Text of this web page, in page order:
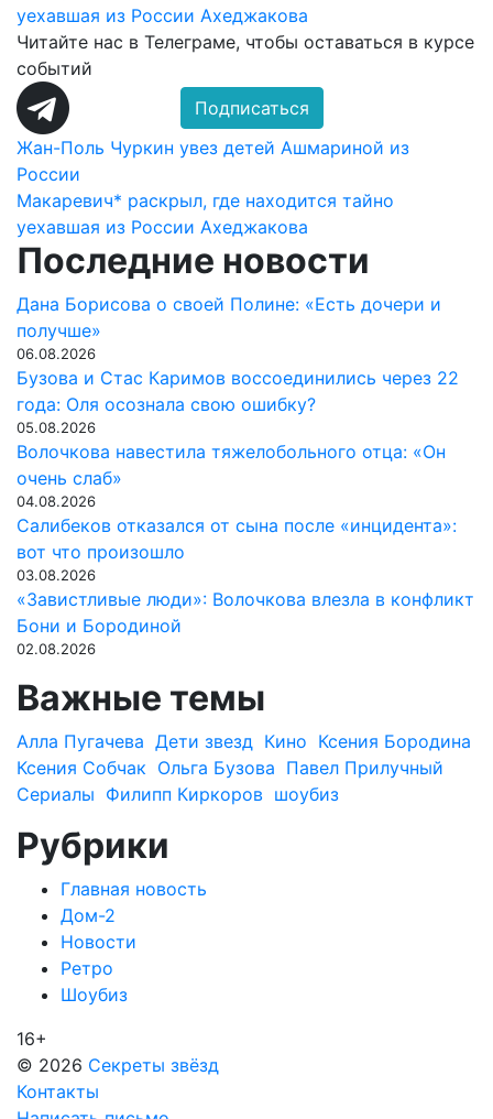
уехавшая из России Ахеджакова
Читайте нас в Телеграме, чтобы оставаться в курсе
событий
Подписаться
Навигация
по
записям
Жан-Поль Чуркин увез детей Ашмариной из
России
Макаревич* раскрыл, где находится тайно
уехавшая из России Ахеджакова
Последние новости
Дана Борисова о своей Полине: «Есть дочери и
получше»
06.08.2026
Бузова и Стас Каримов воссоединились через 22
года: Оля осознала свою ошибку?
05.08.2026
Волочкова навестила тяжелобольного отца: «Он
очень слаб»
04.08.2026
Салибеков отказался от сына после «инцидента»:
вот что произошло
03.08.2026
«Завистливые люди»: Волочкова влезла в конфликт
Бони и Бородиной
02.08.2026
Важные темы
Алла Пугачева Дети звезд Кино Ксения Бородина
Ксения Собчак Ольга Бузова Павел Прилучный
Сериалы Филипп Киркоров шоубиз
Рубрики
Главная новость
Дом-2
Новости
Ретро
Шоубиз
16+
© 2026 Секреты звёзд
Контакты